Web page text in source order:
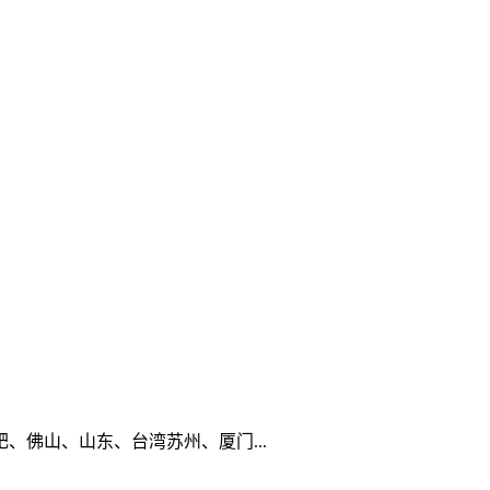
佛山、山东、台湾苏州、厦门...